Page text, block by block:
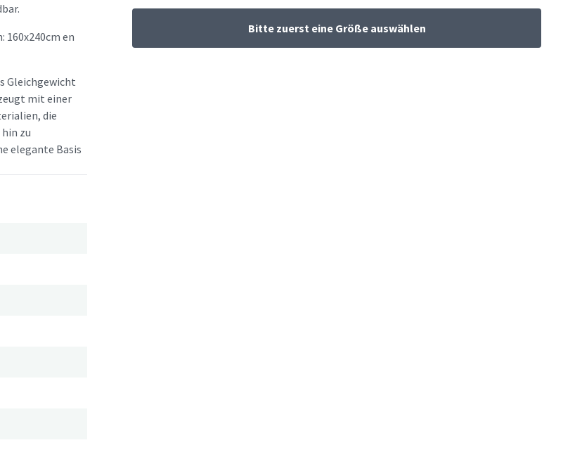
en
Gleichgewicht
mit einer
die
zu
elegante Basis
Bitte zuerst eine Größe auswählen